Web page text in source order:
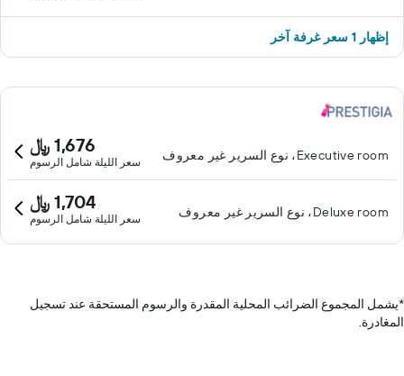
إظهار 1 سعر غرفة آخر
Executive room، نوع السرير غير معروف 1,676 ﷼
سعر الليلة شامل الرسوم
Deluxe room، نوع السرير غير معروف 1,704 ﷼
سعر الليلة شامل الرسوم
*يشمل المجموع الضرائب المحلية المقدرة والرسوم المستحقة عند تسجيل
المغادرة.